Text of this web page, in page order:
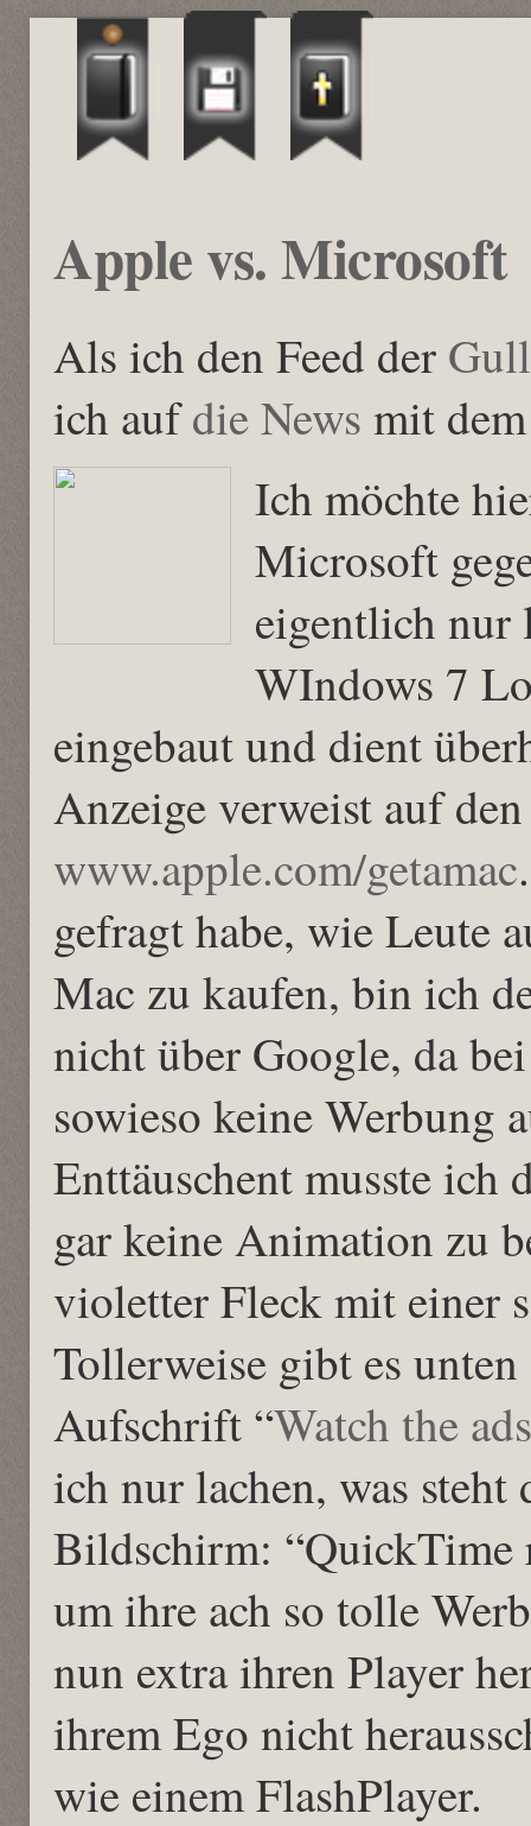
Apple vs. Microsoft
Als ich den Feed der
ich aufdie News mit
Ich möchte
Microsoft
eigentlich nur
WIndows 7
eingebaut und dient
Anzeige verweist auf
www.apple.com/getamac
gefragt habe, wie Leute
Mac zu kaufen, bin ich
nicht über Google, da
sowieso keine Werbung
Enttäuschent musste ich
gar keine Animation zu
violetter Fleck mit einer
Tollerweise gibt es
Aufschrift “Watch the ads
ich nur lachen, was steht
Bildschirm: “QuickTime
um ihre ach so tolle
nun extra ihren Player
ihrem Ego nicht
wie einem FlashPlayer.